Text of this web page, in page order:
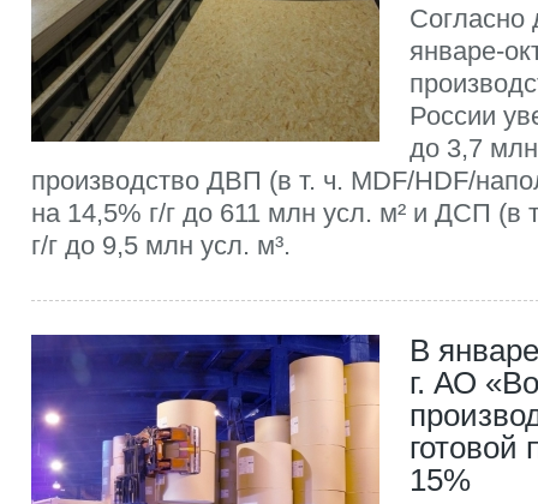
Согласно
январе-
России
до 3,7
производство ДВП (в т. ч. MDF/HDF/
на 14,5% г/г до 611 млн усл. м² и ДСП (в
г/г до 9,5 млн усл. м³.
В
г. АО
готовой
15%